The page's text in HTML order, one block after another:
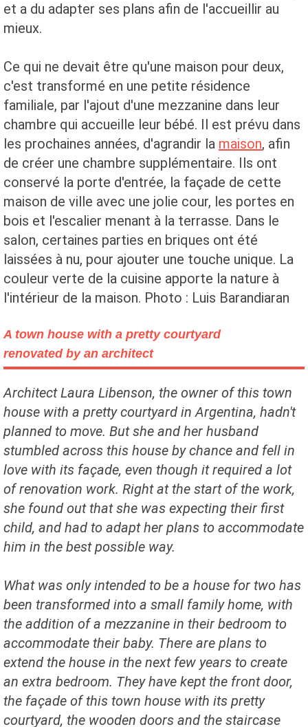
et a du adapter ses plans afin de l'accueillir au
mieux.
Ce qui ne devait être qu'une maison pour deux,
c'est transformé en une petite résidence
familiale, par l'ajout d'une mezzanine dans leur
chambre qui accueille leur bébé. Il est prévu dans
les prochaines années, d'agrandir la maison, afin
de créer une chambre supplémentaire. Ils ont
conservé la porte d'entrée, la façade de cette
maison de ville avec une jolie cour, les portes en
bois et l'escalier menant à la terrasse. Dans le
salon, certaines parties en briques ont été
laissées à nu, pour ajouter une touche unique. La
couleur verte de la cuisine apporte la nature à
l'intérieur de la maison. Photo : Luis Barandiaran
A town house with a pretty courtyard
renovated by an architect
Architect Laura Libenson, the owner of this town
house with a pretty courtyard in Argentina, hadn't
planned to move. But she and her husband
stumbled across this house by chance and fell in
love with its façade, even though it required a lot
of renovation work. Right at the start of the work,
she found out that she was expecting their first
child, and had to adapt her plans to accommodate
him in the best possible way.
What was only intended to be a house for two has
been transformed into a small family home, with
the addition of a mezzanine in their bedroom to
accommodate their baby. There are plans to
extend the house in the next few years to create
an extra bedroom. They have kept the front door,
the façade of this town house with its pretty
courtyard, the wooden doors and the staircase